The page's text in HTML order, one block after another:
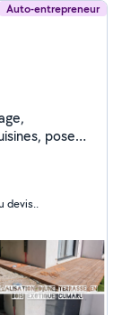
Auto-entrepreneur
pose
du
la
et
devis..